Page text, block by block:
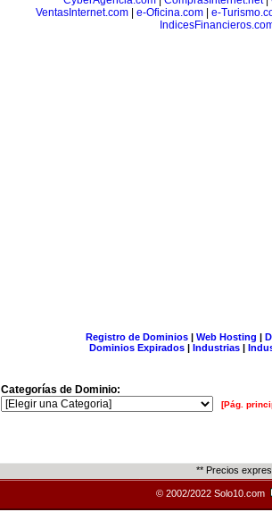
VentasInternet.com
e-Oficina.com
e-
Registro de Dominios| Web Hosting |
Dominios Expirados | Industrias |
Categorías de Dominio:
[Pág.
** Precios
© 2002/2022 Solo10.com